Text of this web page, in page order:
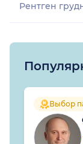
Рентген
Выбор